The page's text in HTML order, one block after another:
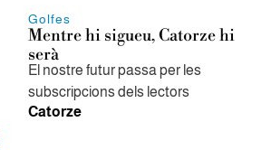
Golfes
Mentre hi sigueu, Catorze hi
serà
El nostre futur passa per les
subscripcions dels lectors
Catorze